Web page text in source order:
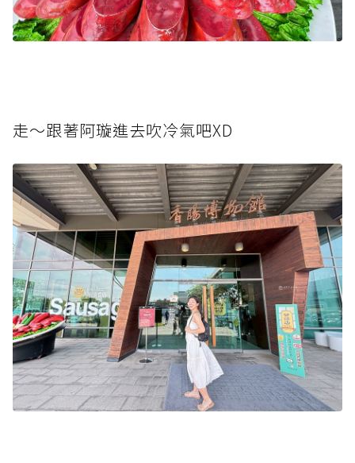
走～跟著阿璇進去吹冷氣吧XD